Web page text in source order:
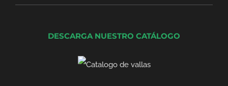
DESCARGA NUESTRO CATÁLOGO